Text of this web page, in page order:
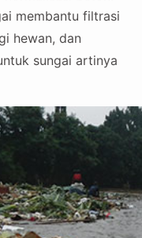
membantu filtrasi
hewan, dan
sungai artinya